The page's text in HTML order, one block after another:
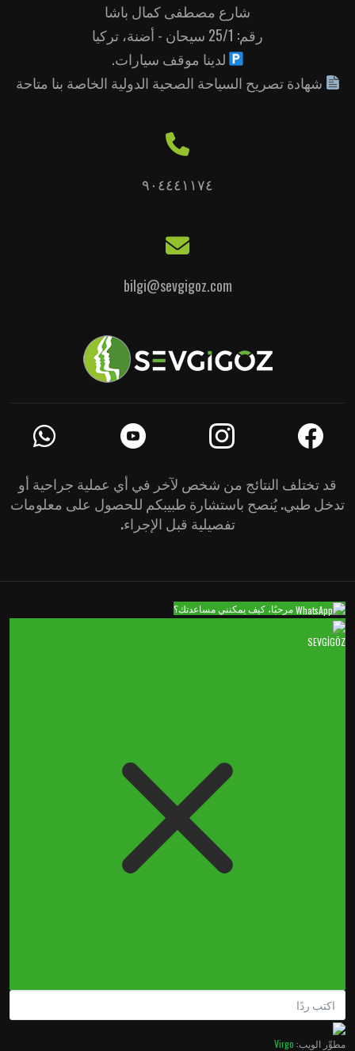
شارع مصطفى كمال باشا
رقم: 25/1 سيحان - أضنة، تركيا
لدينا موقف سيارات.
شهادة تصريح السياحة الصحية الدولية الخاصة بنا متاحة
٩٠٤٤٤١١٧٤
bilgi@sevgigoz.com
قد تختلف النتائج من شخص لآخر في أي عملية جراحية أو
تدخل طبي. يُنصح باستشارة طبيبكم للحصول على معلومات
تفصيلية قبل الإجراء.
مرحبًا، كيف يمكنني مساعدتك؟
SEVGİGÖZ
مطوِّر الويب: Virgo